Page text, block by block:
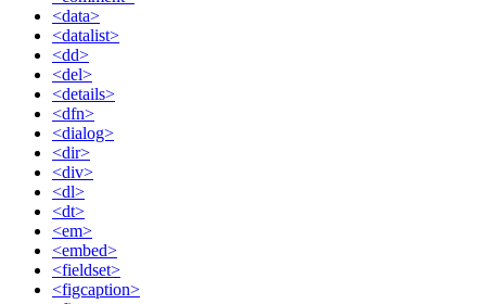
<data>
<datalist>
<dd>
<del>
<details>
<dfn>
<dialog>
<dir>
<div>
<dl>
<dt>
<em>
<embed>
<fieldset>
<figcaption>